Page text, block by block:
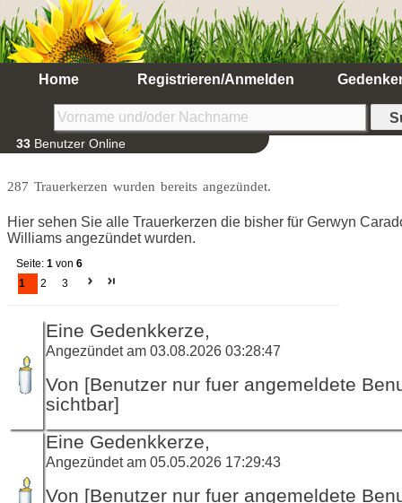
Home Registrieren/Anmelden
33 Benutzer Online
287 Trauerkerzen wurden bereits angezündet.
Hier sehen Sie alle Trauerkerzen die bisher für Gerwyn
Williams angezündet wurden.
Seite: 1 von 6
1
2 3
Eine Gedenkkerze,
Angezündet am 03.08.2026 03:28:47
Von [Benutzer nur fuer angemeldete
sichtbar]
Eine Gedenkkerze,
Angezündet am 05.05.2026 17:29:43
Von [Benutzer nur fuer angemeldete